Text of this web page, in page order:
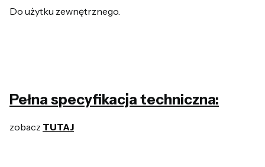
Do użytku zewnętrznego.
Pełna specyfikacja techniczna:
zobacz TUTAJ